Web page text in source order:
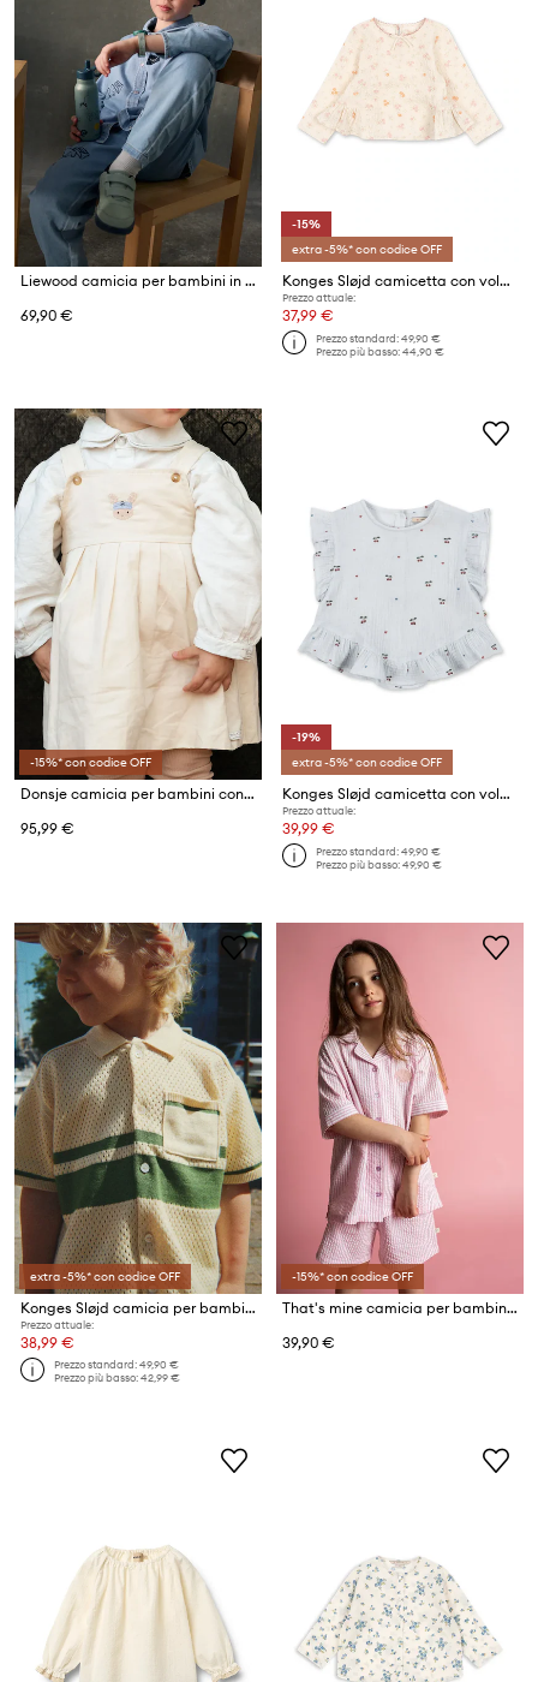
Liewood camicia per bambini in jeans Greg Light Denim Shirt
69,90 €
-15%
extra -5%* con codice OFF
Konges Sløjd camicetta con volant per bambini in cotone con elastan ELIN BOW BLOUSE GOTS
Prezzo attuale:
37,99 €
Prezzo standard:49,90 €
Prezzo più basso:44,90 €
-15%* con codice OFF
Donsje camicia per bambini con lino
95,99 €
-19%
extra -5%* con codice OFF
Konges Sløjd camicetta con volant per bambini in cotone COCO TOP GOTS
Prezzo attuale:
39,99 €
Prezzo standard:49,90 €
Prezzo più basso:49,90 €
extra -5%* con codice OFF
Konges Sløjd camicia per bambini in cotone HAI KNIT SHIRT GOTS
Prezzo attuale:
38,99 €
Prezzo standard:49,90 €
Prezzo più basso:42,99 €
-15%* con codice OFF
That's mine camicia per bambini in cotone Ino shirt
39,90 €